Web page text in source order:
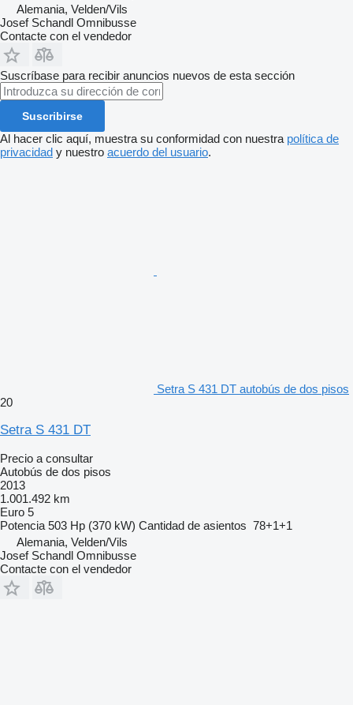
Alemania, Velden/Vils
Josef Schandl Omnibusse
Contacte con el vendedor
Suscríbase para recibir anuncios nuevos de esta sección
Suscribirse
Al hacer clic aquí, muestra su conformidad con nuestra política de
privacidad y nuestro acuerdo del usuario.
Setra S 431 DT autobús de dos pisos
20
Setra S 431 DT
Precio a consultar
Autobús de dos pisos
2013
1.001.492 km
Euro 5
Potencia 503 Hp (370 kW) Cantidad de asientos 78+1+1
Alemania, Velden/Vils
Josef Schandl Omnibusse
Contacte con el vendedor